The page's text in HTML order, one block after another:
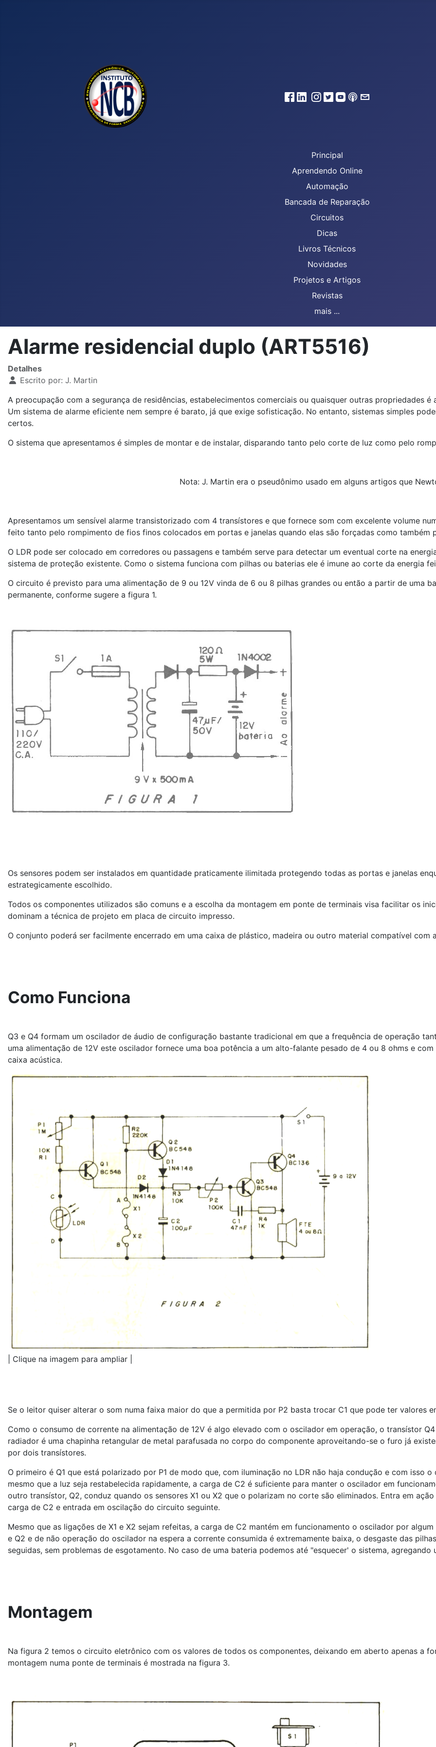
Principal
Aprendendo Online
Automação
Bancada de Reparação
Circuitos
Dicas
Livros Técnicos
Novidades
Projetos e Artigos
Revistas
mais ...
Alarme residencial duplo (ART5516)
Detalhes
Escrito por: J. Martin
A preocupação com a segurança de residências, estabelecimentos comerciais ou quaisquer outras propriedades
Um sistema de alarme eficiente nem sempre é barato, já que exige sofisticação. No entanto, sistemas simples
certos.
O sistema que apresentamos é simples de montar e de instalar, disparando tanto pelo corte de luz como pelo
Nota: J. Martin era o pseudônimo usado em alguns artigos que
Apresentamos um sensível alarme transistorizado com 4 transístores e que fornece som com excelente volume
feito tanto pelo rompimento de fios finos colocados em portas e janelas quando elas são forçadas como também
O LDR pode ser colocado em corredores ou passagens e também serve para detectar um eventual corte na
sistema de proteção existente. Como o sistema funciona com pilhas ou baterias ele é imune ao corte da energia
O circuito é previsto para uma alimentação de 9 ou 12V vinda de 6 ou 8 pilhas grandes ou então a partir de uma
permanente, conforme sugere a figura 1.
Os sensores podem ser instalados em quantidade praticamente ilimitada protegendo todas as portas e janelas
estrategicamente escolhido.
Todos os componentes utilizados são comuns e a escolha da montagem em ponte de terminais visa facilitar os
dominam a técnica de projeto em placa de circuito impresso.
O conjunto poderá ser facilmente encerrado em uma caixa de plástico, madeira ou outro material compatível com
Como Funciona
Q3 e Q4 formam um oscilador de áudio de configuração bastante tradicional em que a frequência de operação
uma alimentação de 12V este oscilador fornece uma boa potência a um alto-falante pesado de 4 ou 8 ohms e
caixa acústica.
| Clique na imagem para ampliar |
Se o leitor quiser alterar o som numa faixa maior do que a permitida por P2 basta trocar C1 que pode ter valores
Como o consumo de corrente na alimentação de 12V é algo elevado com o oscilador em operação, o transístor
radiador é uma chapinha retangular de metal parafusada no corpo do componente aproveitando-se o furo já
por dois transístores.
O primeiro é Q1 que está polarizado por P1 de modo que, com iluminação no LDR não haja condução e com isso
mesmo que a luz seja restabelecida rapidamente, a carga de C2 é suficiente para manter o oscilador em
outro transístor, Q2, conduz quando os sensores X1 ou X2 que o polarizam no corte são eliminados. Entra em
carga de C2 e entrada em oscilação do circuito seguinte.
Mesmo que as ligações de X1 e X2 sejam refeitas, a carga de C2 mantém em funcionamento o oscilador por
e Q2 e de não operação do oscilador na espera a corrente consumida é extremamente baixa, o desgaste das
seguidas, sem problemas de esgotamento. No caso de uma bateria podemos até "esquecer' o sistema,
Montagem
Na figura 2 temos o circuito eletrônico com os valores de todos os componentes, deixando em aberto apenas a
montagem numa ponte de terminais é mostrada na figura 3.